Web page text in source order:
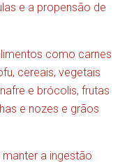
e a propensão de
como carnes
cereais, vegetais
e brócolis, frutas
e nozes e grãos
manter a ingestão